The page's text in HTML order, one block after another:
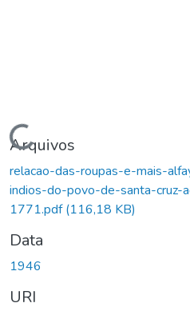
Carregando...
Arquivos
relacao-das-roupas-e-mais-
indios-do-povo-de-santa-
1771.pdf(116,18 KB)
Data
1946
URI